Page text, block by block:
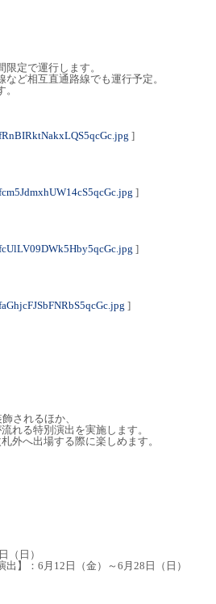
定で運行します。
ど相互直通路線でも運行予定。
]
]
]
]
されるほか、
れる特別演出を実施します。
外へ出場する際に楽しめます。
（日）
】：6月12日（金）～6月28日（日）